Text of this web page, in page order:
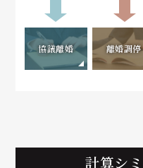
協議離婚 離婚調停
計算シ